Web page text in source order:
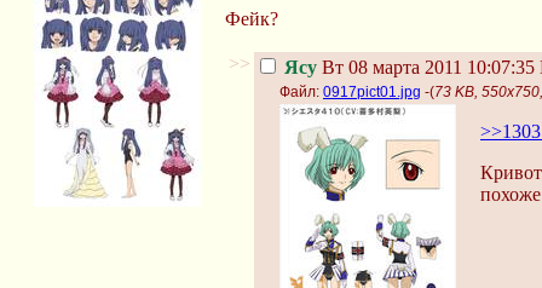
Фейк?
>> Ясу Вт 08 марта 2011 10:07:35
Файл: 0917pict01.jpg -(73 KB,